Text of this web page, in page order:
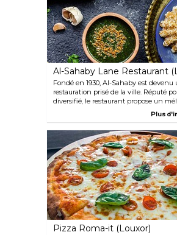
Al-Sahaby Lane Restaurant
Fondé en 1930, Al-Sahaby est devenu
restauration prisé de la ville. Réputé
diversifié, le restaurant propose un
cuisine internationale, égyptienne
bédouine. Dégustez des spécialités
chameau, le tajine et le pigeon farci
profitant d'une vue 5 étoiles depuis le
en valeur le Nil, le temple de Louxor et
sphinx. Terminez votre expérience
délicieux « om ali », un dessert
Plus
Pizza Roma-it (Louxor)